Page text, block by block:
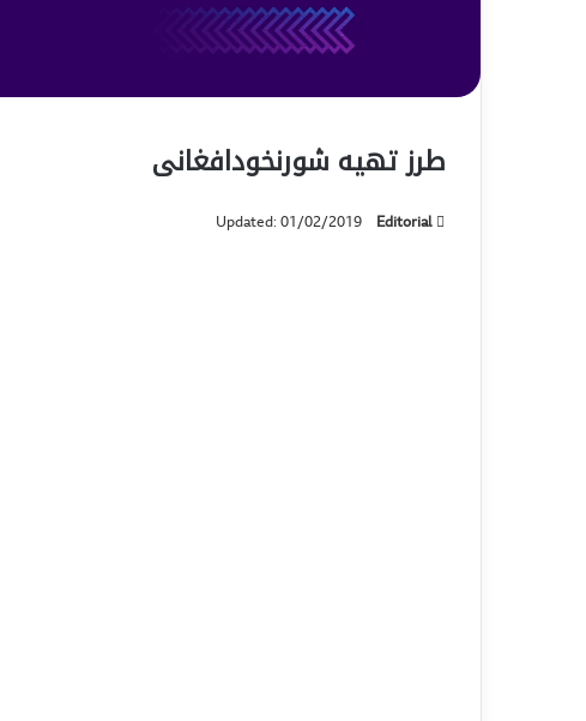
طرز تهیه شورنخودافغانی
Editorial
Updated: 01/02/2019